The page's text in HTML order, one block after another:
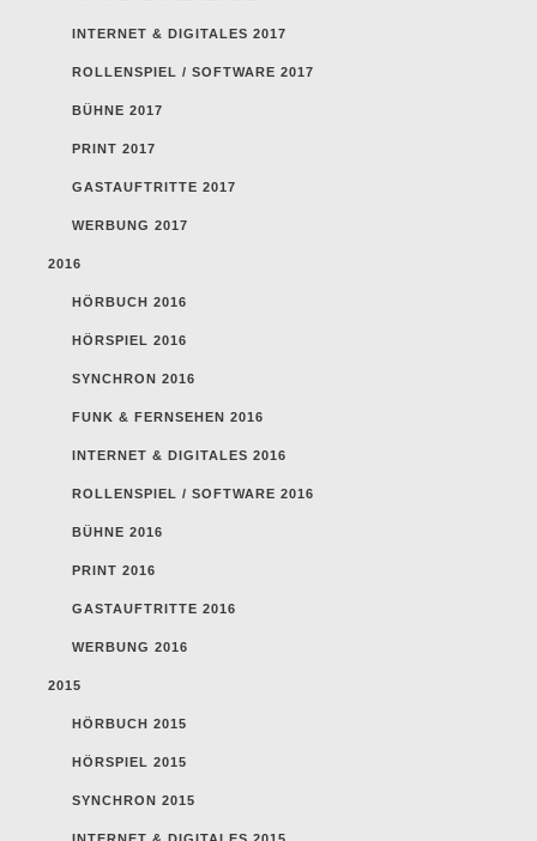
INTERNET & DIGITALES 2017
ROLLENSPIEL / SOFTWARE 2017
BÜHNE 2017
PRINT 2017
GASTAUFTRITTE 2017
WERBUNG 2017
2016
HÖRBUCH 2016
HÖRSPIEL 2016
SYNCHRON 2016
FUNK & FERNSEHEN 2016
INTERNET & DIGITALES 2016
ROLLENSPIEL / SOFTWARE 2016
BÜHNE 2016
PRINT 2016
GASTAUFTRITTE 2016
WERBUNG 2016
2015
HÖRBUCH 2015
HÖRSPIEL 2015
SYNCHRON 2015